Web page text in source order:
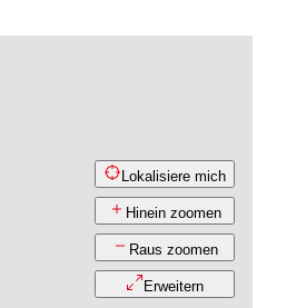
Lokalisiere mich
Hinein zoomen
Raus zoomen
Erweitern